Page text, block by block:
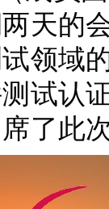
天的
领域
试认
了此